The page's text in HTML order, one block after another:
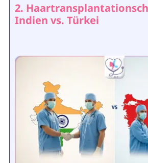
2.
Indien vs. Türkei